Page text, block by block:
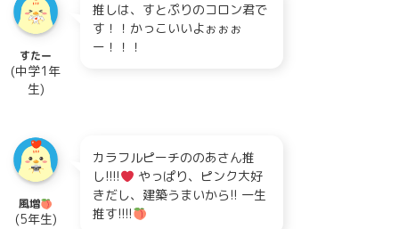
すたー
(中学1年
生)
推しは、すとぷりのコロン君で
す！！かっこいいよぉぉぉ
ー！！！
風増
(5年生)
カラフルピーチののあさん推
し!!!!
やっぱり、ピンク大好
きだし、建築うまいから!! 一生
推す!!!!